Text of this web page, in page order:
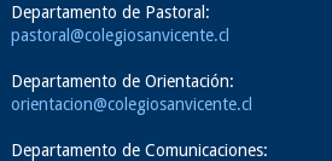
Departamento de Pastoral:
pastoral@colegiosanvicente.cl
Departamento de Orientación:
orientacion@colegiosanvicente.cl
Departamento de Comunicaciones: